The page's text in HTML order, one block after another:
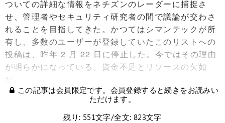
ついての詳細な情報をネチズンのレーダーに捕捉さ
せ、管理者やセキュリティ研究者の間で議論が交わさ
れることを目指してきた。かつてはシマンテックが所
有し、多数のユーザーが登録していたこのリストへの
投稿は、昨年 2 月 22 日に停止した。今ではその理由
が明らかになっている。資金不足とリソースの欠如
だ。
この記事は会員限定です。会員登録すると続きをお読みい
ただけます。
残り: 551文字/全文: 823文字